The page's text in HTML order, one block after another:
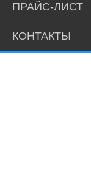
ПРАЙС-ЛИСТ
КОНТАКТЫ